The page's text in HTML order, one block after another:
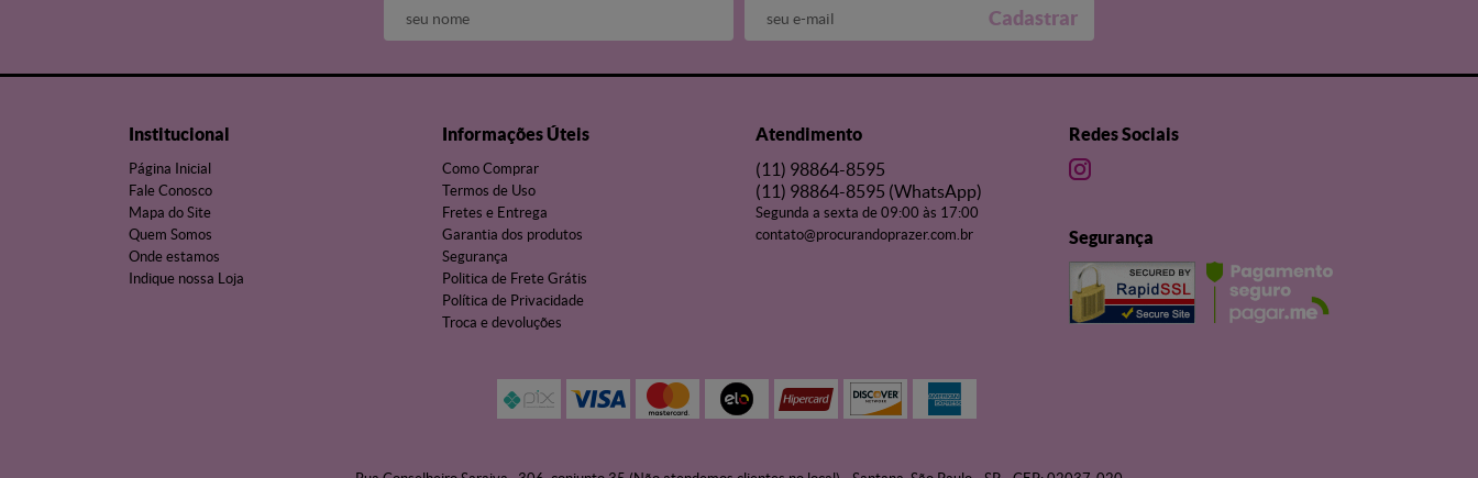
Cadastrar
Institucional
Página Inicial
Fale Conosco
Mapa do Site
Quem Somos
Onde estamos
Indique nossa Loja
Informações Úteis
Como Comprar
Termos de Uso
Fretes e Entrega
Garantia dos produtos
Segurança
Politica de Frete Grátis
Política de Privacidade
Troca e devoluções
Atendimento
(11) 98864-8595
(11) 98864-8595 (WhatsApp)
Segunda a sexta de 09:00 às 17:00
contato@procurandoprazer.com.br
Redes Sociais
Segurança